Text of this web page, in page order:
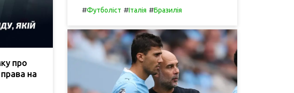
про
на
#Футболіст #Італія #Бразилія